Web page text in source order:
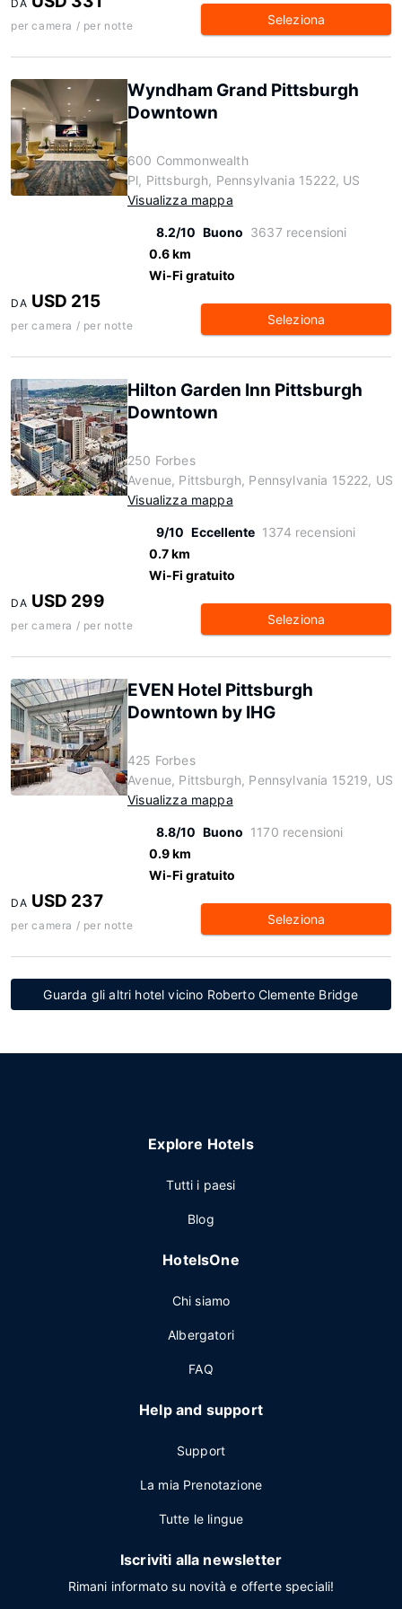
DA
per camera / per notte Seleziona
Wyndham Grand Pittsburgh
Downtown
600 Commonwealth
Pl, Pittsburgh, Pennsylvania 15222, US
Visualizza mappa
8.2/10 Buono 3637 recensioni
0.6 km
Wi-Fi gratuito
DA USD 215
per camera / per notte Seleziona
Hilton Garden Inn Pittsburgh
Downtown
250 Forbes
Avenue, Pittsburgh, Pennsylvania 15222, US
Visualizza mappa
9/10 Eccellente 1374 recensioni
0.7 km
Wi-Fi gratuito
DA USD 299
per camera / per notte Seleziona
EVEN Hotel Pittsburgh
Downtown by IHG
425 Forbes
Avenue, Pittsburgh, Pennsylvania 15219, US
Visualizza mappa
8.8/10 Buono 1170 recensioni
0.9 km
Wi-Fi gratuito
DA USD 237
per camera / per notte Seleziona
Guarda gli altri hotel vicino Roberto Clemente Bridge
Explore Hotels
Tutti i paesi
Blog
HotelsOne
Chi siamo
Albergatori
FAQ
Help and support
Support
La mia Prenotazione
Tutte le lingue
Iscriviti alla newsletter
Rimani informato su novità e offerte speciali!